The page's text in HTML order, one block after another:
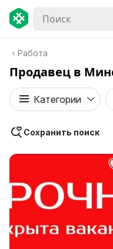
Работа
Продавец в
Категории
Сохранить поиск